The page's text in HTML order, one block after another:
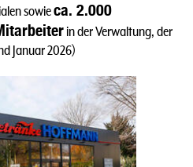
sowieca. 2.000
in der Verwaltung, der
Januar 2026)